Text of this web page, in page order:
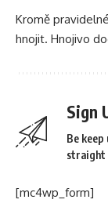
Kromě
hnojit. Hnojivo
Sign
Be
straight
[mc4wp_form]